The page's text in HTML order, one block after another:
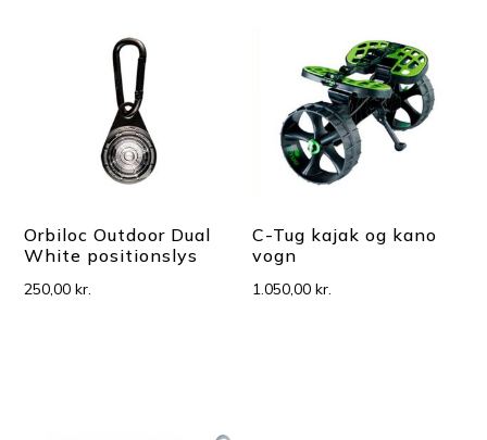
Orbiloc Outdoor Dual
White positionslys
250,00kr.
C-Tug kajak og kano
vogn
1.050,00kr.